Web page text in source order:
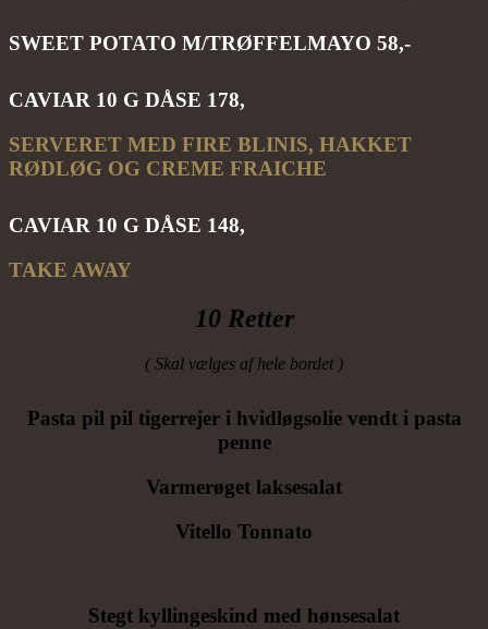
SWEET POTATO M/TRØFFELMAYO 58,-
CAVIAR 10 G DÅSE 178,
SERVERET MED FIRE BLINIS, HAKKET
RØDLØG OG CREME FRAICHE
CAVIAR 10 G DÅSE 148,
TAKE AWAY
10 Retter
( Skal vælges af hele bordet )
Pasta pil pil tigerrejer i hvidløgsolie vendt i pasta
penne
Varmerøget laksesalat
Vitello Tonnato
Stegt kyllingeskind med hønsesalat